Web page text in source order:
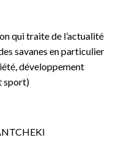
qui traite de l’actualité
savanes en particulier
développement
sport)